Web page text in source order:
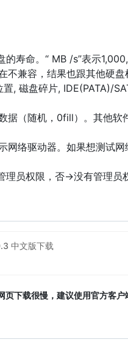
寿命。“ MB /s”表示
兼容，结果也跟其他硬盘
, 磁盘碎片, IDE(PATA)/
据（随机，0fill）。其他
网络驱动器。如果想测试
员权限，否->没有管理员
中文版下载
页下载很慢，建议使用官方客户